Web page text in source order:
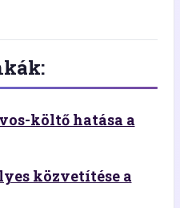
költő hatása a
közvetítése a